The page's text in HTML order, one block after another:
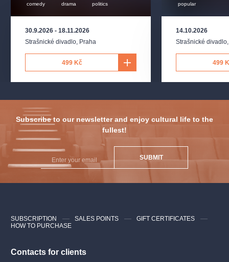
comedy drama politics
30.9.2026 - 18.11.2026
Strašnické divadlo, Praha
499 Kč
popular
14.10.2026
Strašnické divadlo
499
Subscribe to our newsletter and enjoy cultural life to the
fullest!
SUBMIT
Contacts for clients
SUBSCRIPTION SALES POINTS
GIFT CERTIFICATES
HOW TO PURCHASE